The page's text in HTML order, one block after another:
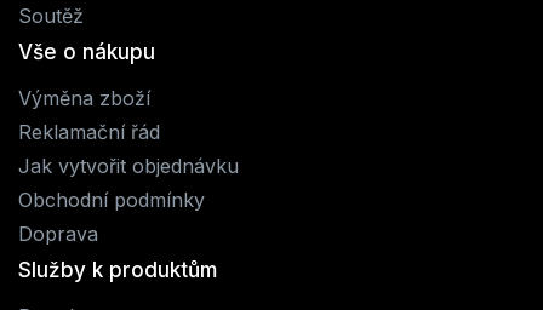
Soutěž
Vše o nákupu
Výměna zboží
Reklamační řád
Jak vytvořit objednávku
Obchodní podmínky
Doprava
Služby k produktům